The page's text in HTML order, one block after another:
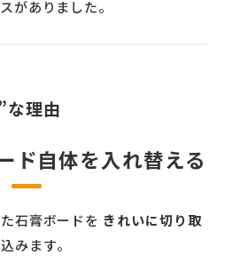
がありました。
な理由
ド自体を入れ替える
石膏ボードを きれいに切り取
みます。